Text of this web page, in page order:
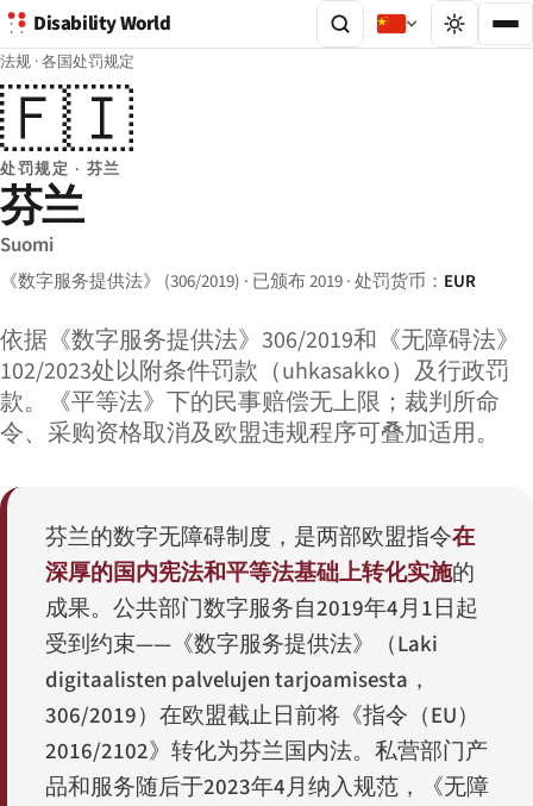
Disability World
法规 ·各国处罚规定
🇫🇮
处罚规定 · 芬兰
芬兰
Suomi
《数字服务提供法》 (306/2019) · 已颁布 2019 · 处罚货币： EUR
依据《数字服务提供法》306/2019和《无障碍法》
102/2023处以附条件罚款（uhkasakko）及行政罚
款。《平等法》下的民事赔偿无上限；裁判所命
令、采购资格取消及欧盟违规程序可叠加适用。
芬兰的数字无障碍制度，是两部欧盟指令在
深厚的国内宪法和平等法基础上转化实施的
成果。公共部门数字服务自2019年4月1日起
受到约束——《数字服务提供法》（Laki
digitaalisten palvelujen tarjoamisesta ，
306/2019）在欧盟截止日前将《指令（EU）
2016/2102》转化为芬兰国内法。私营部门产
品和服务随后于2023年4月纳入规范，《无障